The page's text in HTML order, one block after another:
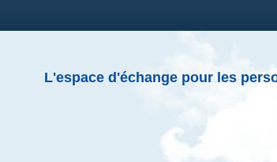
L'espace d'échange pour les